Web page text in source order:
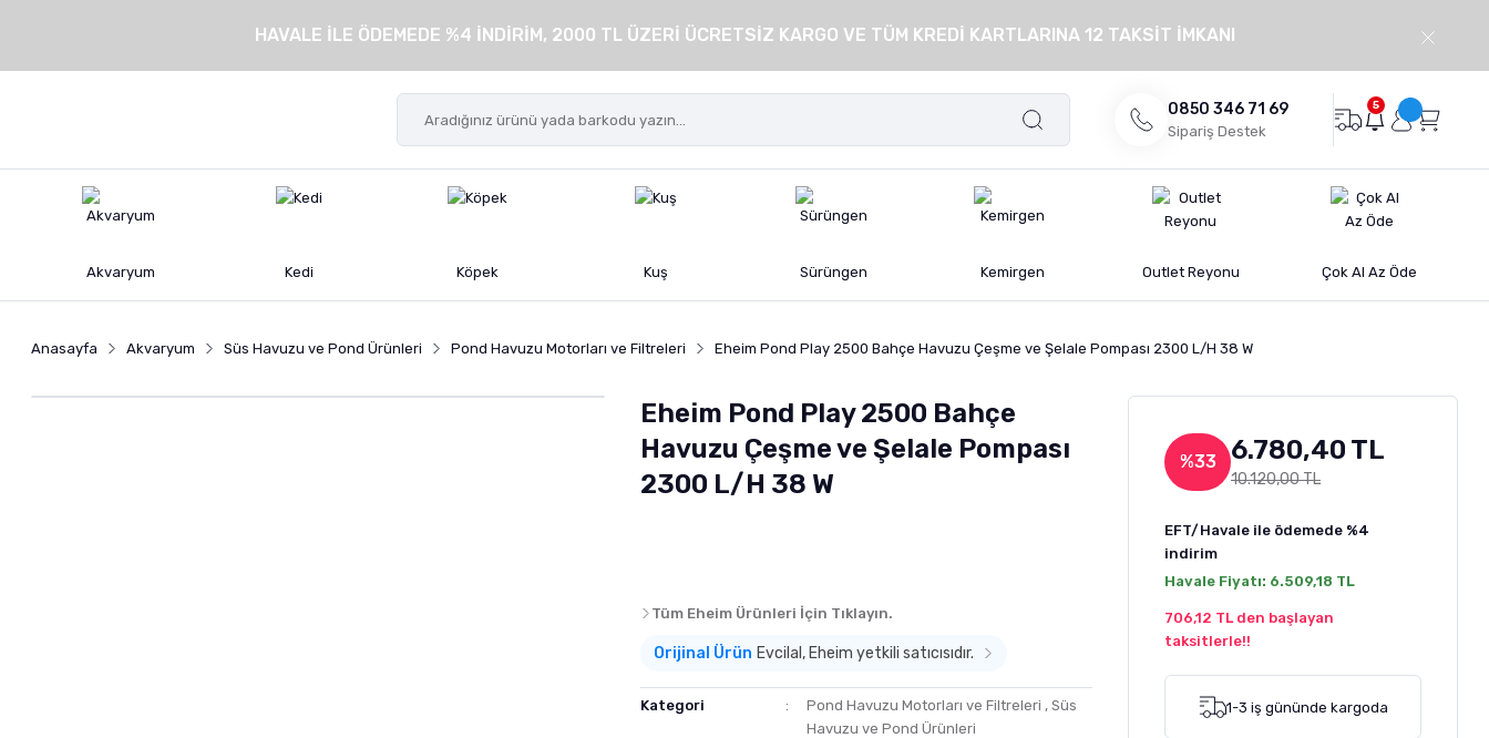
HAVALE İLE ÖDEMEDE %4 İNDİRİM, 2000 TL ÜZERİ ÜCRETSİZ KARGO VE TÜM KREDİ KARTLARINA 12 TAKSİT İMKANI
0850 346 71 69
Sipariş Destek
5
Akvaryum Kedi Köpek Kuş Sürüngen Kemirgen Outlet Reyonu Çok Al Az Öde
Anasayfa Akvaryum Süs Havuzu ve Pond Ürünleri Pond Havuzu Motorları ve Filtreleri Eheim Pond Play 2500 Bahçe Havuzu Çeşme ve Şelale Pompası 2300 L/H 38 W
Eheim Pond Play 2500 Bahçe
Havuzu Çeşme ve Şelale Pompası
2300 L/H 38 W
Tüm Eheim Ürünleri İçin Tıklayın.
Orijinal Ürün Evcilal, Eheim yetkili satıcısıdır.
Kategori Pond Havuzu Motorları ve Filtreleri , Süs
Havuzu ve Pond Ürünleri
%33 6.780,40 TL
10.120,00 TL
EFT/Havale ile ödemede %4
indirim
Havale Fiyatı: 6.509,18 TL
706,12 TL den başlayan
taksitlerle!!
1-3 iş gününde kargoda